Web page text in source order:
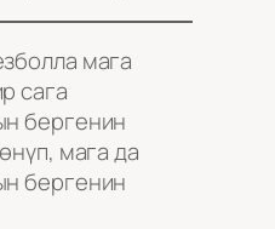
мага
сага
бергенин
мага да
бергенин